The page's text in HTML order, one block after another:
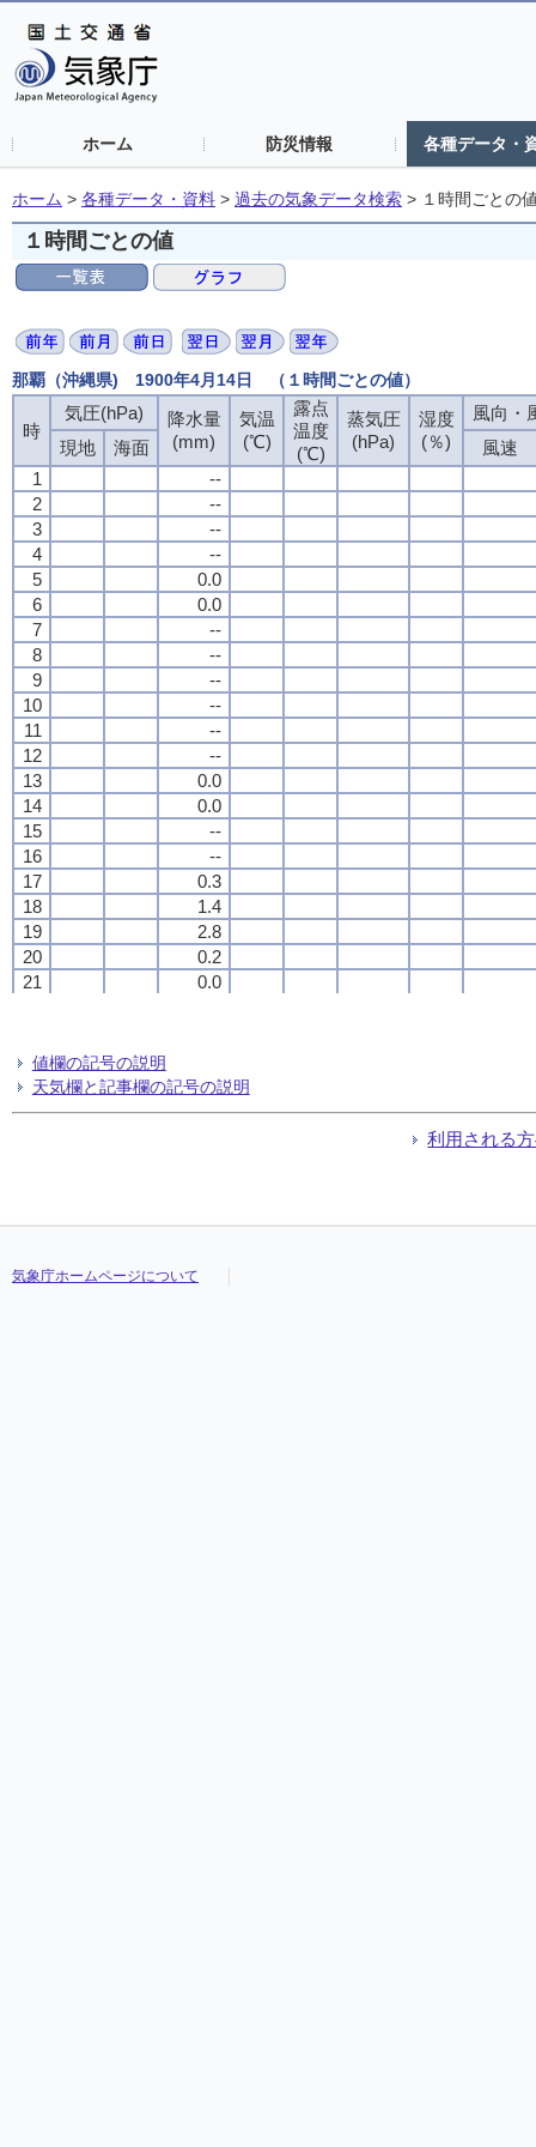
ホーム 防災情報 各種データ・
ホーム > 各種データ・資料 > 過去の気象データ検索 > １時間ごとの
１時間ごとの値
那覇（沖縄県) 1900年4月14日 （１時間ごとの値）
時
気圧(hPa)
降水量
(mm)
気温
(℃)
露点
温度
(℃)
蒸気圧
(hPa)
湿度
(％)
風向・
現地
海面
風速
1
--
2
--
3
--
4
--
5
0.0
6
0.0
7
--
8
--
9
--
10
--
11
--
12
--
13
0.0
14
0.0
15
--
16
--
17
0.3
18
1.4
19
2.8
20
0.2
21
0.0
24
時
気圧(hPa)
降水量
(mm)
気温
(℃)
露点
温度
(℃)
蒸気圧
(hPa)
湿度
(％)
風向・
現地
海面
風速
1
--
2
--
3
--
4
--
5
0.0
6
0.0
7
--
8
--
9
--
10
--
11
--
12
--
13
0.0
14
0.0
15
--
16
--
17
0.3
18
1.4
19
2.8
20
0.2
21
0.0
24
時
気圧(hPa)
降水量
(mm)
気温
(℃)
露点
温度
(℃)
蒸気圧
(hPa)
湿度
(％)
風向・
現地
海面
風速
1
--
2
--
3
--
4
--
5
0.0
6
0.0
7
--
8
--
9
--
10
--
11
--
12
--
13
0.0
14
0.0
15
--
16
--
17
0.3
18
1.4
19
2.8
20
0.2
21
0.0
24
時
気圧(hPa)
降水量
(mm)
気温
(℃)
露点
温度
(℃)
蒸気圧
(hPa)
湿度
(％)
風向・
現地
海面
風速
1
--
2
--
3
--
4
--
5
0.0
6
0.0
7
--
8
--
9
--
10
--
11
--
12
--
13
0.0
14
0.0
15
--
16
--
17
0.3
18
1.4
19
2.8
20
0.2
21
0.0
24
値欄の記号の説明
天気欄と記事欄の記号の説明
利用される
気象庁ホームページについて